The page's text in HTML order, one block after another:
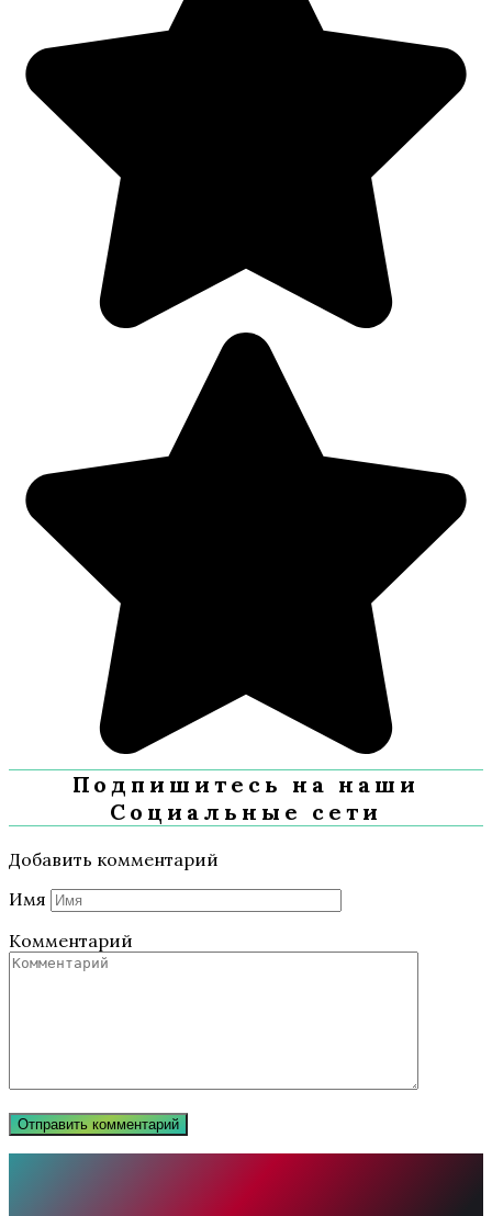
Подпишитесь на наши
Социальные сети
Добавить комментарий
Имя
Комментарий